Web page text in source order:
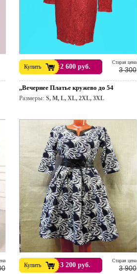
,,Вечернее Платье кружево до 54
Размеры: S, M, L, XL, 2XL, 3XL
Купить 2 600 руб.
Cтарая цена
3 300
Купить 3 200 руб.
Cтарая цена
3 900